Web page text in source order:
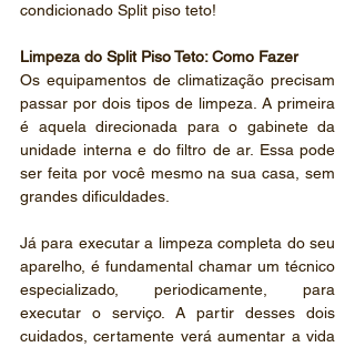
condicionado Split piso teto!
Limpeza do Split Piso Teto: Como Fazer
Os equipamentos de climatização precisam
passar por dois tipos de limpeza. A primeira
é aquela direcionada para o gabinete da
unidade interna e do filtro de ar. Essa pode
ser feita por você mesmo na sua casa, sem
grandes dificuldades.
Já para executar a limpeza completa do seu
aparelho, é fundamental chamar um técnico
especializado, periodicamente, para
executar o serviço. A partir desses dois
cuidados, certamente verá aumentar a vida